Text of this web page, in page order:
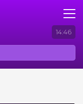
14:46